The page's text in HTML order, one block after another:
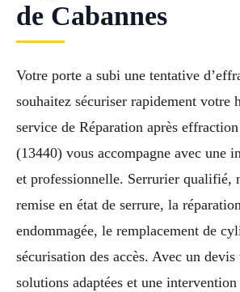
de Cabannes
Votre porte a subi une tentative
souhaitez sécuriser rapidement votre
service de Réparation après
(13440) vous accompagne avec une
et professionnelle. Serrurier qualifié,
remise en état de serrure, la
endommagée, le remplacement de
sécurisation des accès. Avec un devis
solutions adaptées et une